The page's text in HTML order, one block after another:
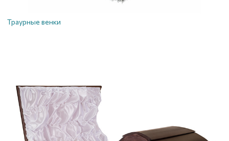
Траурные венки